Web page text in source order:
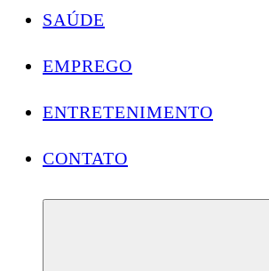
SAÚDE
EMPREGO
ENTRETENIMENTO
CONTATO